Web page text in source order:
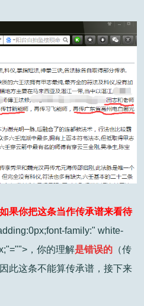
如果你把这条当作传承谱来看待
family:" white-
，你的理解是错误的 （传
此这条不能算传承谱，接下来